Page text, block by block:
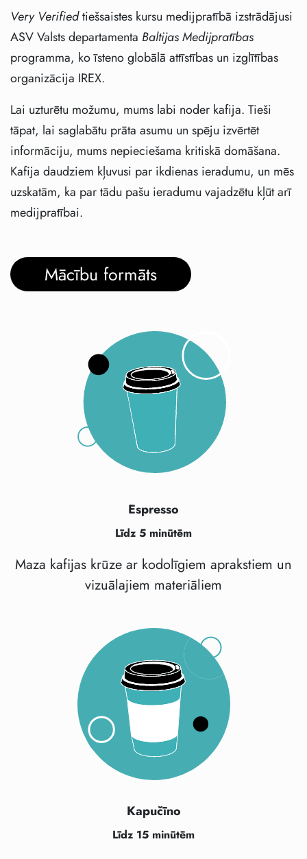
Very Verifiedtiešsaistes kursu medijpratībā izstrādājusi
ASV Valsts departamenta Baltijas Medijpratības
programma, ko īsteno globālā attīstības un izglītības
organizācija IREX.
Lai uzturētu možumu, mums labi noder kafija. Tieši
tāpat, lai saglabātu prāta asumu un spēju izvērtēt
informāciju, mums nepieciešama kritiskā domāšana.
Kafija daudziem kļuvusi par ikdienas ieradumu, un mēs
uzskatām, ka par tādu pašu ieradumu vajadzētu kļūt arī
medijpratībai.
Mācību formāts
Espresso
Līdz 5 minūtēm
Maza kafijas krūze ar kodolīgiem aprakstiem un
vizuālajiem materiāliem
Kapučīno
Līdz 15 minūtēm